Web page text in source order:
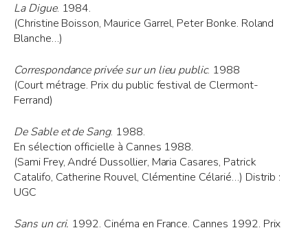
La Digue. 1984.
(Christine Boisson, Maurice Garrel, Peter Bonke. Roland
Blanche…)
Correspondance privée sur un lieu public. 1988
(Court métrage. Prix du public festival de Clermont-
Ferrand)
De Sable et de Sang. 1988.
En sélection officielle à Cannes 1988.
(Sami Frey, André Dussollier, Maria Casares, Patrick
Catalifo, Catherine Rouvel, Clémentine Célarié…) Distrib :
UGC
Sans un cri. 1992. Cinéma en France. Cannes 1992. Prix